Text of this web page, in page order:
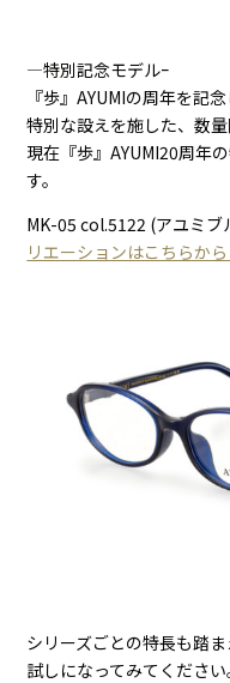
―特別記念モデルｰ
『歩』AYUMIの周年を記
特別な設えを施した、数量
現在『歩』AYUMI20周年
す。
MK-05 col.5122 (アユミブ
リエーションはこちらか
シリーズごとの特長も踏
試しになってみてください